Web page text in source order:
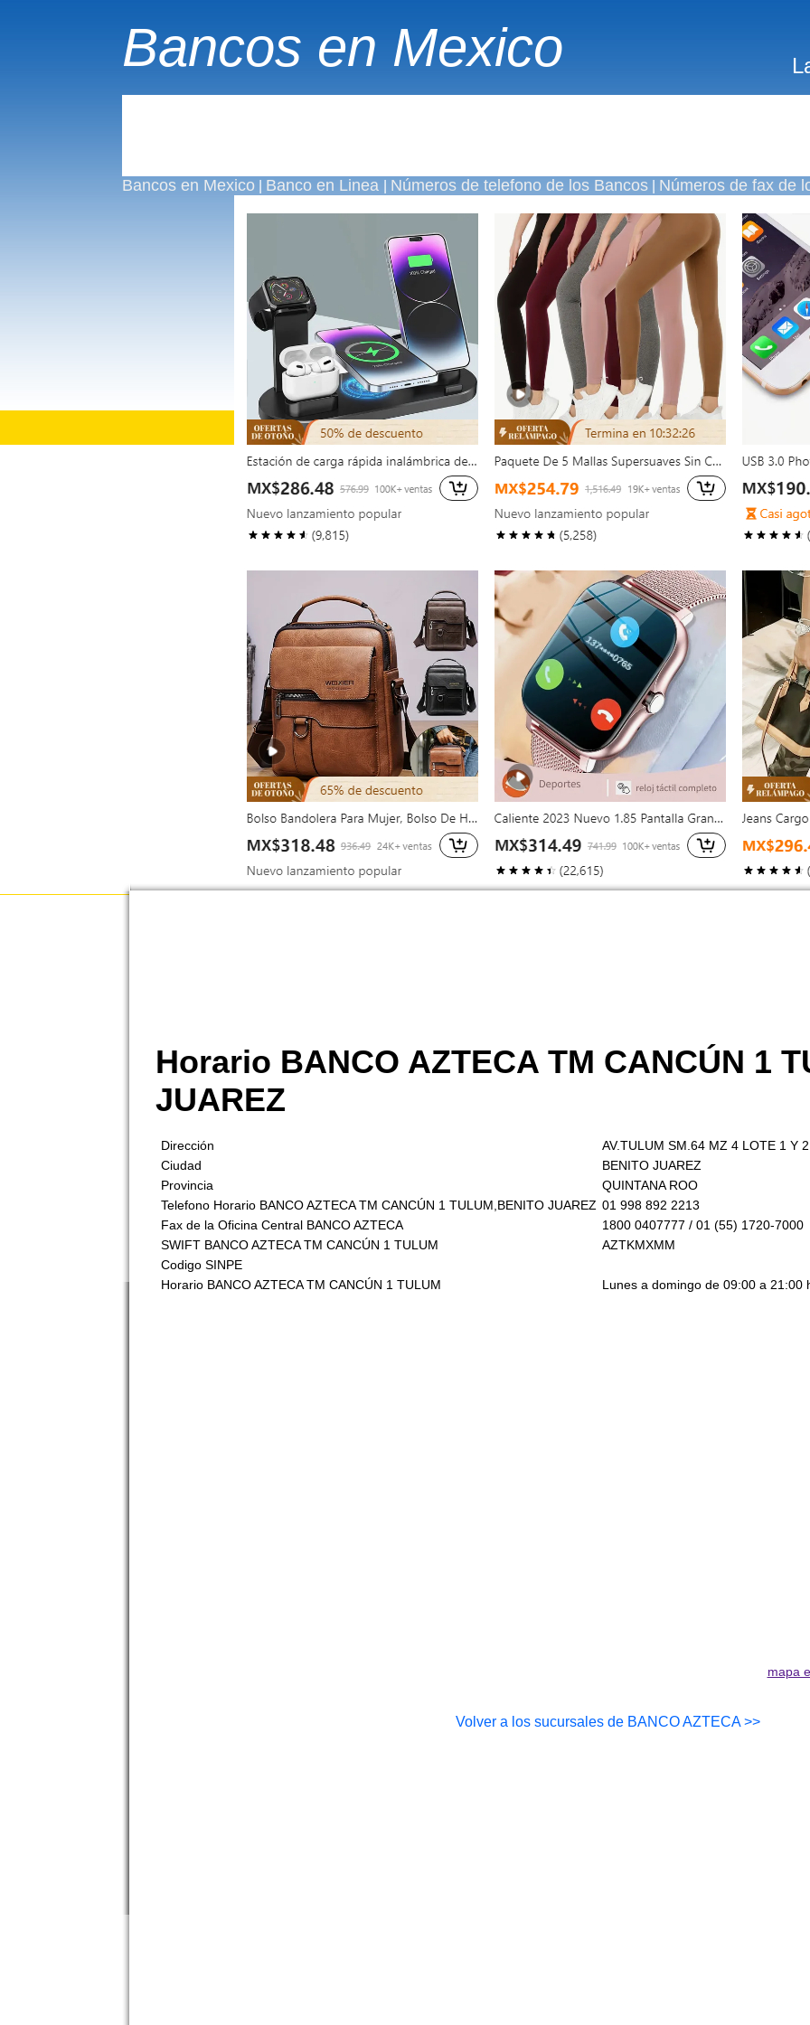
Bancos en Mexico
Bancos en Mexico| Banco en Linea Números de telefono de los Bancos| Números de fax de
Horario BANCO AZTECA TM CANCÚN 1
JUAREZ
Dirección
AV.TULUM SM.64 MZ 4 LOTE 1 Y 2
Ciudad
BENITO JUAREZ
Provincia
QUINTANA ROO
Telefono Horario BANCO AZTECA TM CANCÚN 1 TULUM,BENITO JUAREZ 01 998 892 2213
Fax de la Oficina Central BANCO AZTECA
1800 0407777 / 01 (55) 1720-7000
SWIFT BANCO AZTECA TM CANCÚN 1 TULUM
AZTKMXMM
Codigo SINPE
Horario BANCO AZTECA TM CANCÚN 1 TULUM
Lunes a domingo de 09:00 a 21:00
mapa
Volver a los sucursales de BANCO AZTECA >>